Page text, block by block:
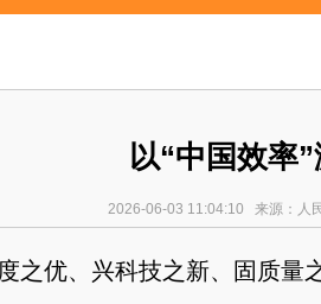
以“中国效率
2026-06-03 11:04:10 来源：人
优、兴科技之新、固质量